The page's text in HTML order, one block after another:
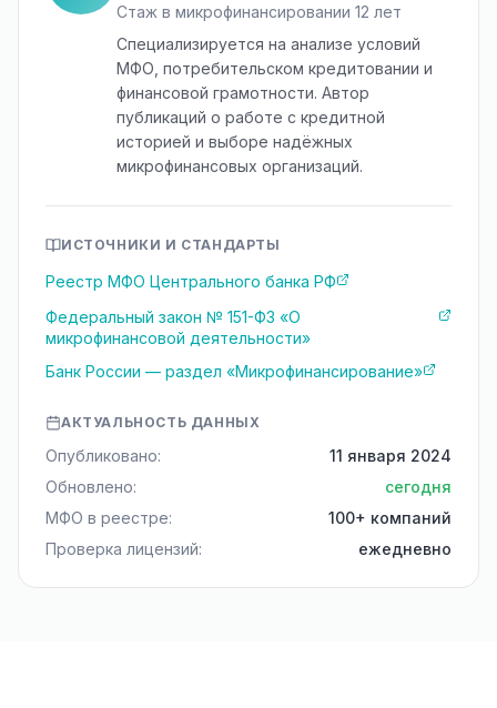
Стаж в микрофинансировании 12 лет
Специализируется на анализе условий
МФО, потребительском кредитовании и
финансовой грамотности. Автор
публикаций о работе с кредитной
историей и выборе надёжных
микрофинансовых организаций.
ИСТОЧНИКИ И СТАНДАРТЫ
Реестр МФО Центрального банка РФ
Федеральный закон № 151-ФЗ «О
микрофинансовой деятельности»
Банк России — раздел «Микрофинансирование»
АКТУАЛЬНОСТЬ ДАННЫХ
Опубликовано:
11 января 2024
Обновлено:
сегодня
МФО в реестре:
100+ компаний
Проверка лицензий:
ежедневно